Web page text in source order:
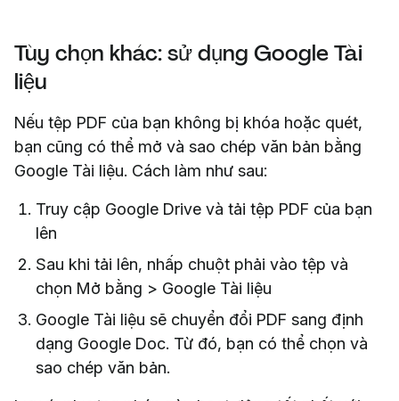
Tùy chọn khác: sử dụng Google Tài
liệu
Nếu tệp PDF của bạn không bị khóa hoặc quét,
bạn cũng có thể mở và sao chép văn bản bằng
Google Tài liệu. Cách làm như sau:
Truy cập Google Drive và tải tệp PDF của bạn
lên
Sau khi tải lên, nhấp chuột phải vào tệp và
chọn Mở bằng > Google Tài liệu
Google Tài liệu sẽ chuyển đổi PDF sang định
dạng Google Doc. Từ đó, bạn có thể chọn và
sao chép văn bản.